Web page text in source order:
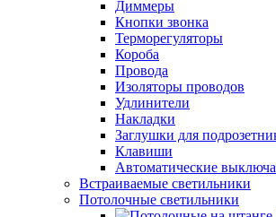
Диммеры
Кнопки звонка
Терморегуляторы
Короба
Провода
Изоляторы проводов
Удлинители
Накладки
Заглушки для
Клавиши
Автоматические
Встраиваемые светильники
Потолочные светильники